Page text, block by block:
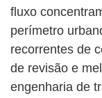
fluxo
perímetro
recorrentes de
de revisão e
engenharia de